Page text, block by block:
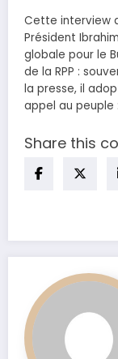
Cette interview
Président
globale pour le
de la RPP :
la presse, il
appel au peuple
Share this